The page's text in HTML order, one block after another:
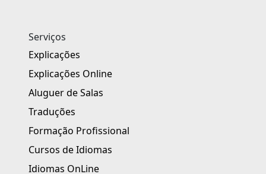
Serviços
Explicações
Explicações Online
Aluguer de Salas
Traduções
Formação Profissional
Cursos de Idiomas
Idiomas OnLine